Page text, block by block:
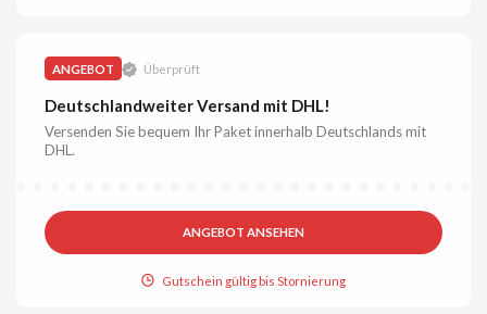
ANGEBOT Überprüft
Deutschlandweiter Versand mit DHL!
Versenden Sie bequem Ihr Paket innerhalb Deutschlands mit
DHL.
ANGEBOT ANSEHEN
Gutschein gültig bis Stornierung